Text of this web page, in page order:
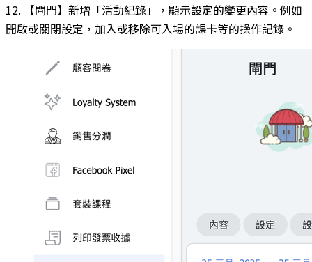
12. 【閘門】新增「活動紀錄」，顯示設定的變更內容。例如
開啟或關閉設定，加入或移除可入場的課卡等的操作記錄。